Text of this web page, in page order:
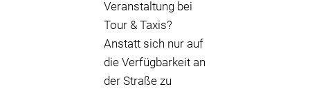
Veranstaltung bei
Tour & Taxis?
Anstatt sich nur auf
die Verfügbarkeit an
der Straße zu